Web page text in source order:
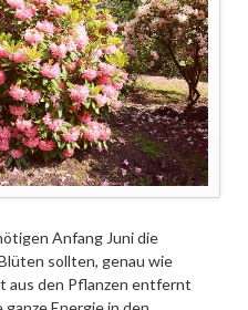
Anfang Juni die
sollten, genau wie
aus den Pflanzen entfernt